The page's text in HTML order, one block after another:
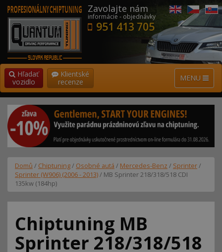
Zavolajte nám
informácie - objednávky
951 413 705
MENU
Hľadať
vozidlo
Klientské
recenze
Domů / Chiptuning/ Osobné autá / Mercedes-Benz / Sprinter/
Sprinter (W906) (2006 - 2013)/ MB Sprinter 218/318/518 CDI
135kw (184hp)
Chiptuning MB
Sprinter 218/318/518